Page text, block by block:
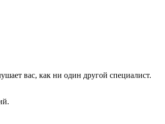
вас, как ни один другой специалист.